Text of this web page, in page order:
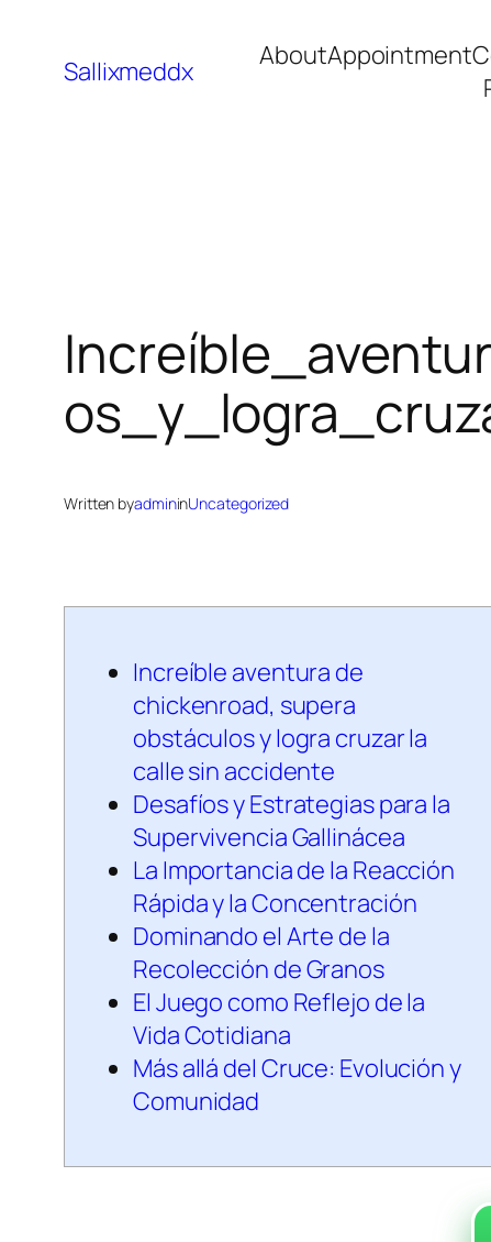
Sallixmeddx AboutAppointment
Written byadmininUncategorized
Increíble aventura de
chickenroad, supera
obstáculos y logra cruzar la
calle sin accidente
Desafíos y Estrategias para la
Supervivencia Gallinácea
La Importancia de la Reacción
Rápida y la Concentración
Dominando el Arte de la
Recolección de Granos
El Juego como Reflejo de la
Vida Cotidiana
Más allá del Cruce: Evolución y
Comunidad